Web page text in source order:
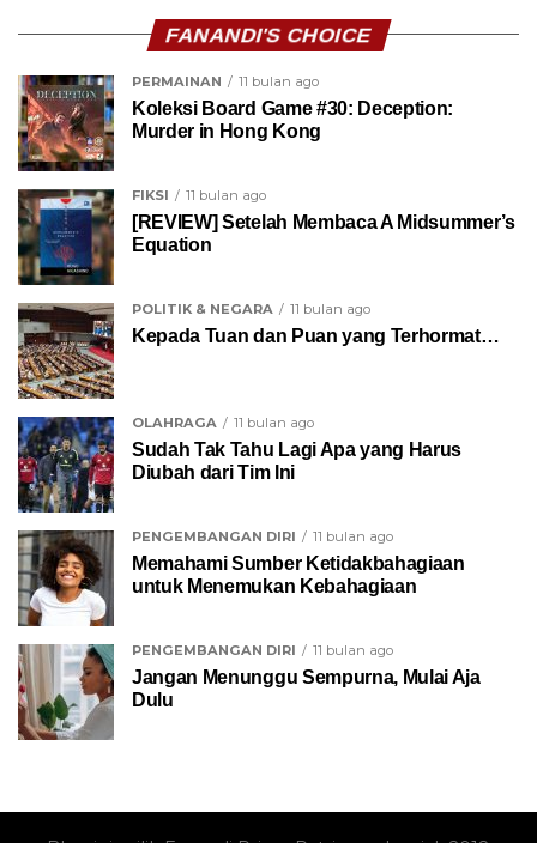
FANANDI'S CHOICE
PERMAINAN 11 bulan ago
Koleksi Board Game #30: Deception:
Murder in Hong Kong
FIKSI 11 bulan ago
[REVIEW] Setelah Membaca A Midsummer’s
Equation
POLITIK & NEGARA 11 bulan ago
Kepada Tuan dan Puan yang Terhormat…
OLAHRAGA 11 bulan ago
Sudah Tak Tahu Lagi Apa yang Harus
Diubah dari Tim Ini
PENGEMBANGAN DIRI 11 bulan ago
Memahami Sumber Ketidakbahagiaan
untuk Menemukan Kebahagiaan
PENGEMBANGAN DIRI 11 bulan ago
Jangan Menunggu Sempurna, Mulai Aja
Dulu